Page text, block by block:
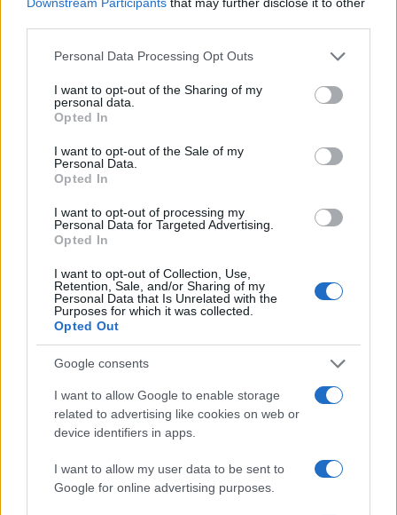
Please note that this website/app uses one or more Google
not limited to your visit or usage behaviour. You may click to
grant or deny consent to Google and its third-party tags to
use your data for below specified purposes in below Google
consent section.
Personal Data Processing Opt Outs
I want to opt-out of the Sharing of my
personal data.
Opted In
I want to opt-out of the Sale of my
Personal Data.
Opted In
I want to opt-out of processing my
Personal Data for Targeted Advertising.
Opted In
I want to opt-out of Collection, Use,
Retention, Sale, and/or Sharing of my
Personal Data that Is Unrelated with the
Purposes for which it was collected.
Opted Out
Google consents
I want to allow Google to enable storage
related to advertising like cookies on web or
device identifiers in apps.
I want to allow my user data to be sent to
Google for online advertising purposes.
Όροι Χρήσης . Το site προστατεύεται από reCAPTCHA, ισχύουν
Πολιτική Απορρήτου
Ελλάδα
Share:
ενημερωθείτε πρώτοι για όλη την ειδησεογραφία και τα
τελευταία νέατης ημέρας
Πιο δημοφιλή
Έφυγαν οι συνεργάτες, μένει η Μαρία
Καρυστιανού - Η επόμενη μέρα για την
«Ελπίδα για τη Δημοκρατία»